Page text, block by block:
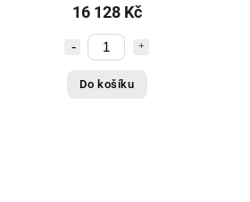
16 128 Kč
Do košíku